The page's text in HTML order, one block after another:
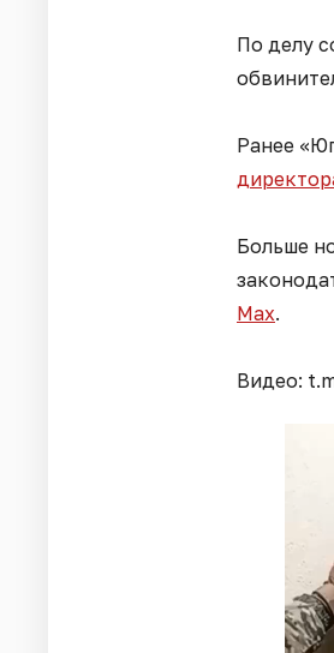
По делу
Ранее
Больше
Мах.
Видео: